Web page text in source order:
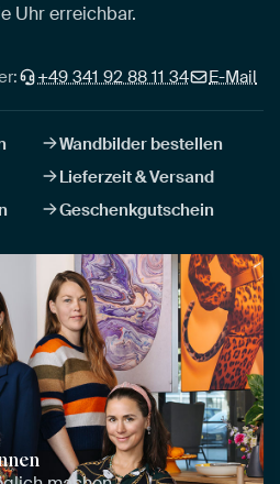
Uhr erreichbar.
+49 341 92 88 11 34 E-Mail
Wandbilder bestellen
Lieferzeit & Versand
Geschenkgutschein